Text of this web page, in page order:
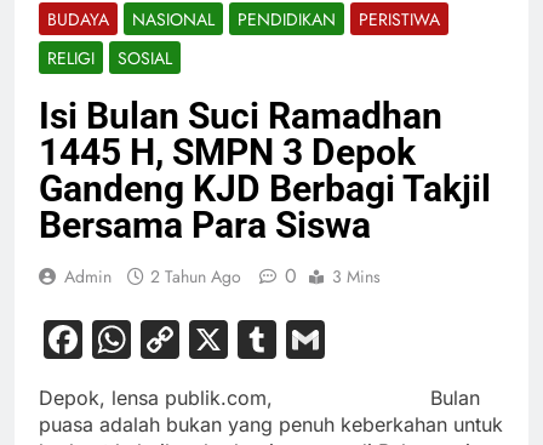
BUDAYA NASIONAL PENDIDIKAN
PERISTIWA
RELIGI
SOSIAL
Isi Bulan Suci Ramadhan
1445 H, SMPN 3 Depok
Gandeng KJD Berbagi Takjil
Bersama Para Siswa
Admin 2 Tahun Ago 0 3 Mins
Facebook
WhatsApp
Copy
Link
X Tumblr
Depok, lensa publik.com, Bulan
puasa adalah bukan yang penuh keberkahan untuk